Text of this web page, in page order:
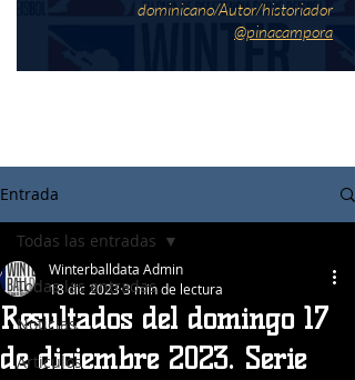
dominicano/Autor/historiador
@pinacampora
Entrada
Todas las entradas
Noticias
Articulos
Todas las entradas
Resultados del domingo 17
de diciembre 2023. Serie
Winterballdata Admin
18 dic 20233 min de lectura